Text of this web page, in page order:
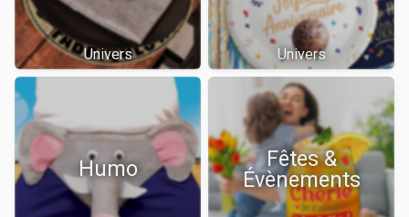
Univers Univers
Humo
Fêtes &
Évènements